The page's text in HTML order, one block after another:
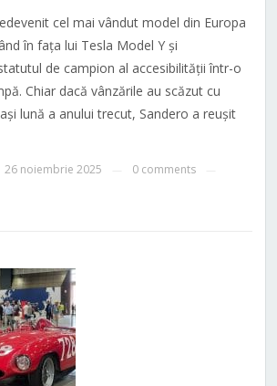
cel mai vândut model din Europa
în fața lui Tesla Model Y și
de campion al accesibilității într-o
Chiar dacă vânzările au scăzut cu
lună a anului trecut, Sandero a reușit
26 noiembrie 2025 0 comments